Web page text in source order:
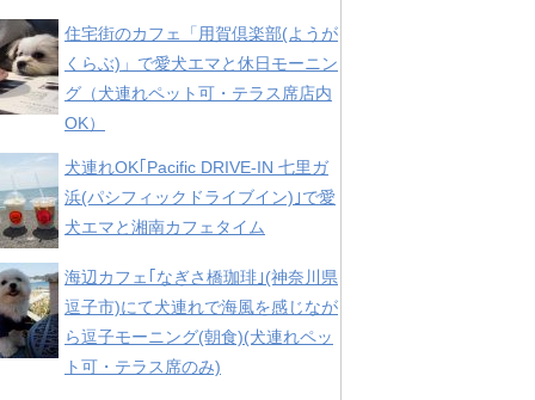
住宅街のカフェ「用賀倶楽部(ようが
くらぶ)」で愛犬エマと休日モーニン
グ（犬連れペット可・テラス席店内
OK）
犬連れOK｢Pacific DRIVE-IN 七里ガ
浜(パシフィックドライブイン)｣で愛
犬エマと湘南カフェタイム
海辺カフェ｢なぎさ橋珈琲｣(神奈川県
逗子市)にて犬連れで海風を感じなが
ら逗子モーニング(朝食)(犬連れペッ
ト可・テラス席のみ)